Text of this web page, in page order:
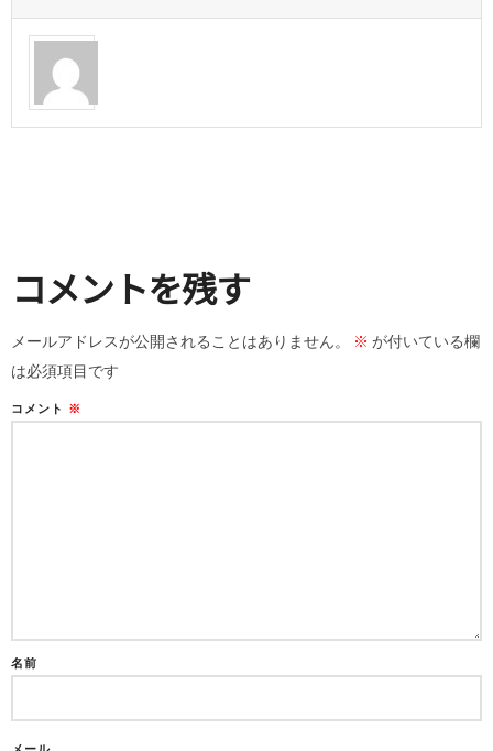
コメントを残す
メールアドレスが公開されることはありません。 ※ が付いている欄
は必須項目です
コメント ※
名前